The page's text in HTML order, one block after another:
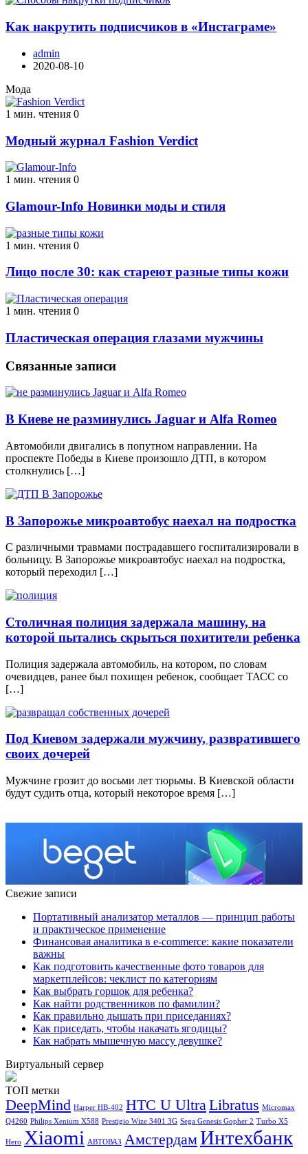
Как накрутить подписчиков в «Инстаграме»
admin
2020-08-10
Мода
1 мин. чтения 0
Модный журнал Fashion Verdict
1 мин. чтения 0
Glamour-Info Новинки моды и стиля
1 мин. чтения 0
Лицо после 30: как стареют разные типы кожи
1 мин. чтения 0
Пластическая операция глазами мужчины
Связанные записи
В Киеве не разминулись Jaguar и Alfa Romeo
Автомобили двигались в попутном направлении. На
проспекте Победы в Киеве произошло ДТП, в котором
столкнулись […]
В Запорожье микроавтобус наехал на подростка
С различными травмами пострадавшего госпитализировали в
больницу. В Запорожье микроавтобус наехал на подростка,
который переходил […]
Столичная полиция задержала машину, на
которой пытались скрыться похитители ребенка
Полиция задержала автомобиль, на котором, по словам
очевидцев, ранее был похищен ребенок, сообщает ТАСС со
[…]
Под Киевом задержали мужчину, развратившего
своих дочерей
Мужчине грозит до восьми лет тюрьмы. В Киевской области
будут судить отца, который некоторое время […]
Свежие записи
Портативный анализатор металлов — принцип работы
и практическое применение
Финансовая аналитика в e-commerce: какие показатели
важны
Как подготовить качественные фото товаров для
маркетплейсов: чеклист по категориям
Как выбрать горшок для ребенка?
Как найти родственников по фамилии?
Как правильно дышать при приседаниях?
Как приседать, чтобы накачать ягодицы?
Как набрать мышечную массу девушке?
Виртуальный сервер
ТОП метки
DeepMind Harper HB-402 HTC U UltraLibratus Micromax
Q4260 Philips Xenium X588 Prestigio Wize 3401 3G Sega Genesis Gopher 2 Turbo X5
Hero Xiaomi АВТОВАЗ АмстердамИнтехбанк